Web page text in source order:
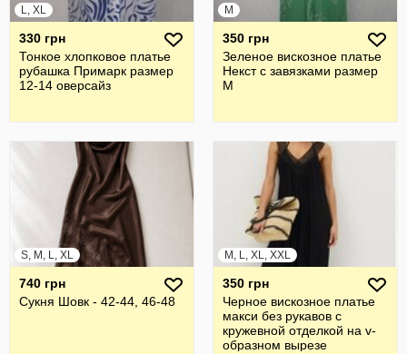
L, XL
330 грн
Тонкое хлопковое платье
рубашка Примарк размер
12-14 оверсайз
M
350 грн
Зеленое вискозное платье
Некст с завязками размер
М
S, M, L, XL
740 грн
Сукня Шовк - 42-44, 46-48
M, L, XL, XXL
350 грн
Черное вискозное платье
макси без рукавов с
кружевной отделкой на v-
образном вырезе